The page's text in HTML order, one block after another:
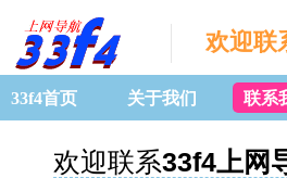
欢迎联
33f4首页 关于我们 联系
欢迎联系33f4上网